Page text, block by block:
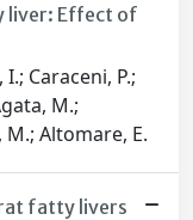
liver: Effect of
Caraceni, P.;
M.;
M.; Altomare, E.
fatty livers